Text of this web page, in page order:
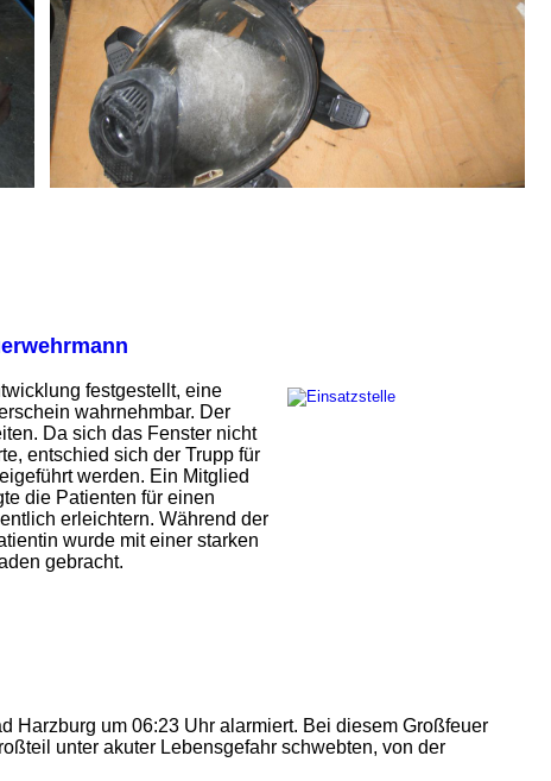
festgestellt, eine
wahrnehmbar. Der
Da sich das Fenster nicht
entschied sich der Trupp für
werden. Ein Mitglied
die Patienten für einen
erleichtern. Während der
wurde mit einer starken
gebracht.
Harzburg um 06:23 Uhr alarmiert. Bei diesem Großfeuer
unter akuter Lebensgefahr schwebten, von der